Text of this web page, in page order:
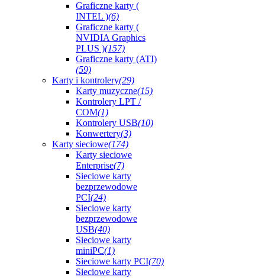
Graficzne karty (
INTEL )(6)
Graficzne karty (
NVIDIA Graphics
PLUS )(157)
Graficzne karty (ATI)
(59)
Karty i kontrolery(29)
Karty muzyczne(15)
Kontrolery LPT /
COM(1)
Kontrolery USB(10)
Konwertery(3)
Karty sieciowe(174)
Karty sieciowe
Enterprise(7)
Sieciowe karty
bezprzewodowe
PCI(24)
Sieciowe karty
bezprzewodowe
USB(40)
Sieciowe karty
miniPC(1)
Sieciowe karty PCI(70)
Sieciowe karty